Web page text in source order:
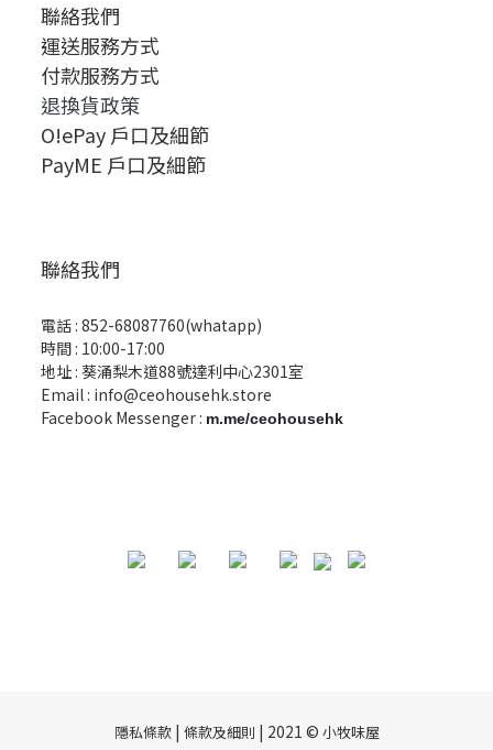
聯絡我們
運送服務方式
付款服務方式
退換貨政策
O!ePay 戶口及細節
PayME 戶口及細節
聯絡我們
電話 : 852-68087760(whatapp)
時間 : 10:00-17:00
地址 : 葵涌梨木道88號達利中心2301室
Email : info@ceohousehk.store
Facebook Messenger : m.me/ceohousehk
隱私條款| 條款及細則 | 2021 © 小牧味屋